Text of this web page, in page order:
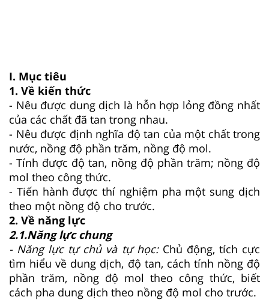
I. Mục tiêu
1. Về kiến thức
- Nêu được dung dịch là hỗn hợp lỏng đồng nhất
của các chất đã tan trong nhau.
- Nêu được định nghĩa độ tan của một chất trong
nước, nồng độ phần trăm, nồng độ mol.
- Tính được độ tan, nồng độ phần trăm; nồng độ
mol theo công thức.
- Tiến hành được thí nghiệm pha một sung dịch
theo một nồng độ cho trước.
2. Về năng lực
2.1.Năng lực chung
- Năng lực tự chủ và tự học:Chủ động, tích cực
tìm hiểu về dung dịch, độ tan, cách tính nồng độ
phần trăm, nồng độ mol theo công thức, biết
cách pha dung dịch theo nồng độ mol cho trước.